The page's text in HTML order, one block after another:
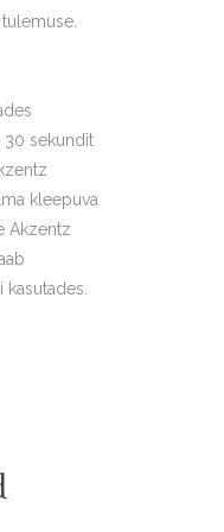
30 sekundit
kleepuva
Akzentz
kasutades.